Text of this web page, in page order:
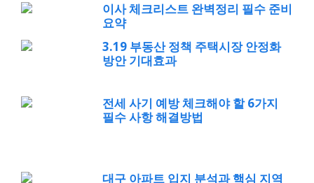
이사 체크리스트 완벽정리 필수 준비
요약
3.19 부동산 정책 주택시장 안정화
방안 기대효과
전세 사기 예방 체크해야 할 6가지
필수 사항 해결방법
대구 아파트 입지 분석과 핵심 지역